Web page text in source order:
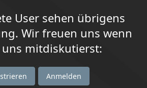
User sehen übrigens
Wir freuen uns wenn
uns mitdiskutierst:
Anmelden